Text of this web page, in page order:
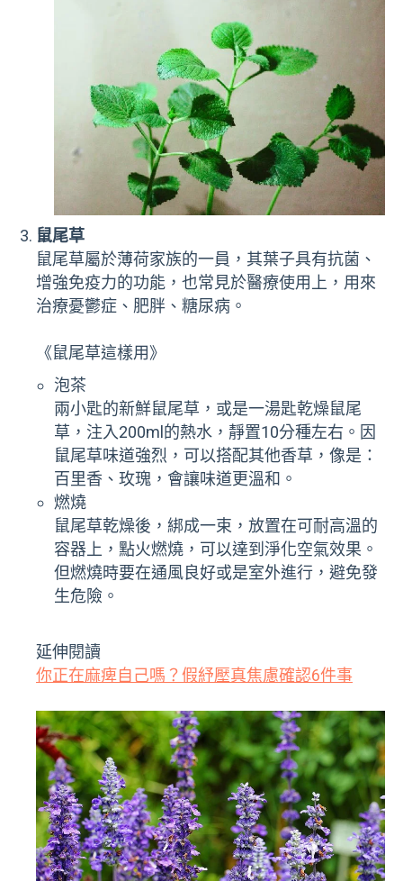
鼠尾草
鼠尾草屬於薄荷家族的一員，其葉子具有抗菌、
增強免疫力的功能，也常見於醫療使用上，用來
治療憂鬱症、肥胖、糖尿病。
《鼠尾草這樣用》
泡茶
兩小匙的新鮮鼠尾草，或是一湯匙乾燥鼠尾
草，注入200ml的熱水，靜置10分種左右。因
鼠尾草味道強烈，可以搭配其他香草，像是：
百里香、玫瑰，會讓味道更溫和。
燃燒
鼠尾草乾燥後，綁成一束，放置在可耐高溫的
容器上，點火燃燒，可以達到淨化空氣效果。
但燃燒時要在通風良好或是室外進行，避免發
生危險。
延伸閱讀
你正在麻痺自己嗎？假紓壓真焦慮確認6件事